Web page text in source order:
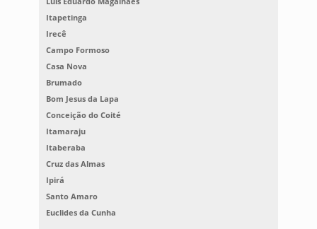
Itapetinga
Irecê
Campo Formoso
Casa Nova
Brumado
Bom Jesus da Lapa
Conceição do Coité
Itamaraju
Itaberaba
Cruz das Almas
Ipirá
Santo Amaro
Euclides da Cunha